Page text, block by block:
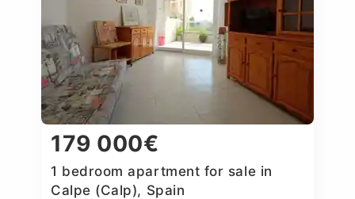
179 000€
1 bedroom apartment for sale in
Calpe (Calp), Spain